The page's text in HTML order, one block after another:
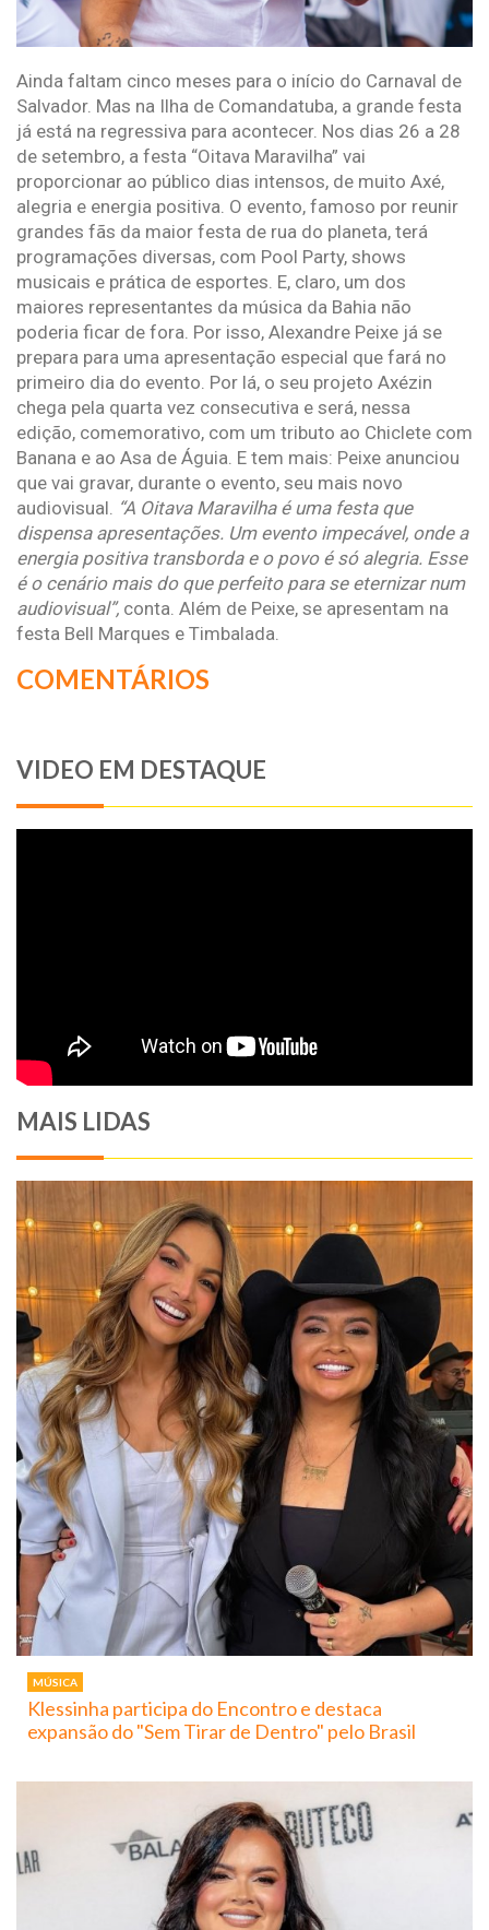
Ainda faltam cinco meses para o início do Carnaval de
Salvador. Mas na Ilha de Comandatuba, a grande festa
já está na regressiva para acontecer. Nos dias 26 a 28
de setembro, a festa “Oitava Maravilha” vai
proporcionar ao público dias intensos, de muito Axé,
alegria e energia positiva. O evento, famoso por reunir
grandes fãs da maior festa de rua do planeta, terá
programações diversas, com Pool Party, shows
musicais e prática de esportes. E, claro, um dos
maiores representantes da música da Bahia não
poderia ficar de fora. Por isso, Alexandre Peixe já se
prepara para uma apresentação especial que fará no
primeiro dia do evento. Por lá, o seu projeto Axézin
chega pela quarta vez consecutiva e será, nessa
edição, comemorativo, com um tributo ao Chiclete com
Banana e ao Asa de Águia. E tem mais: Peixe anunciou
que vai gravar, durante o evento, seu mais novo
audiovisual. “A Oitava Maravilha é uma festa que
dispensa apresentações. Um evento impecável, onde a
energia positiva transborda e o povo é só alegria. Esse
é o cenário mais do que perfeito para se eternizar num
audiovisual”, conta. Além de Peixe, se apresentam na
festa Bell Marques e Timbalada.
COMENTÁRIOS
VIDEO EM DESTAQUE
MAIS LIDAS
MÚSICA
Klessinha participa do Encontro e destaca
expansão do "Sem Tirar de Dentro" pelo Brasil